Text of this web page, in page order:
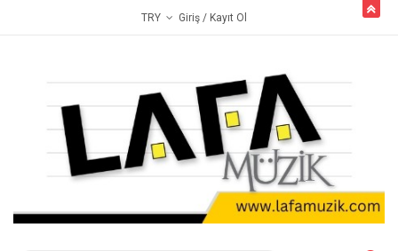
TRY Giriş / Kayıt Ol